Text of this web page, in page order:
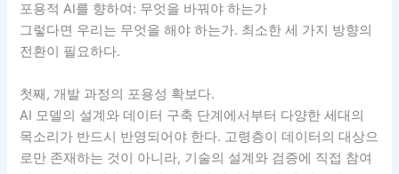
포용적 AI를 향하여: 무엇을 바꿔야 하는가
그렇다면 우리는 무엇을 해야 하는가. 최소한 세 가지 방향의
전환이 필요하다.
첫째, 개발 과정의 포용성 확보다.
AI 모델의 설계와 데이터 구축 단계에서부터 다양한 세대의
목소리가 반드시 반영되어야 한다. 고령층이 데이터의 대상으
로만 존재하는 것이 아니라, 기술의 설계와 검증에 직접 참여